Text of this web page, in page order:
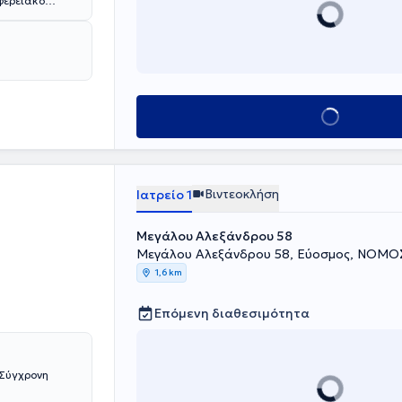
και
και
Κλείσε ραντεβού
Ιατρείο 1 Βιντεοκλήση
Μεγάλου Αλεξάνδρου 58
Μεγάλου Αλεξάνδρου 58, Εύοσμος,
1,6 km
Επόμενη διαθεσιμότητα